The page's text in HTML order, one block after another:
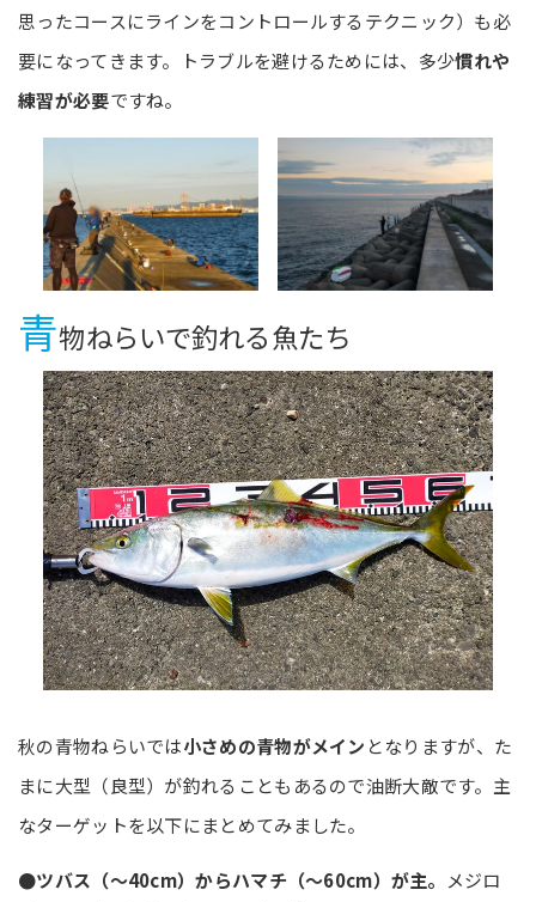
思ったコースにラインをコントロールするテクニック）も必
要になってきます。トラブルを避けるためには、多少慣れや
練習が必要ですね。
青物ねらいで釣れる魚たち
秋の青物ねらいでは小さめの青物がメイン となりますが、た
まに大型（良型）が釣れることもあるので油断大敵です。主
なターゲットを以下にまとめてみました。
●ツバス（～40cm）からハマチ（～60cm）が主。 メジロ